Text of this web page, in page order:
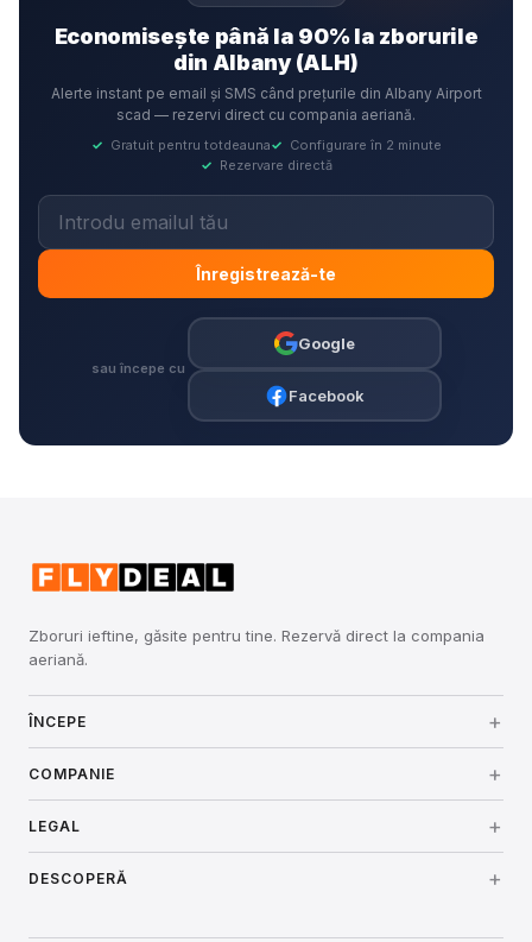
Economisește până la 90% la zborurile
din Albany (ALH)
Alerte instant pe email și SMS când prețurile din Albany Airport
scad — rezervi direct cu compania aeriană.
✓ Gratuit pentru totdeauna✓ Configurare în 2 minute
✓ Rezervare directă
Înregistrează-te
sau începe cu
Google
Facebook
Zboruri ieftine, găsite pentru tine. Rezervă direct la compania
aeriană.
ÎNCEPE
Conectare
Prețuri
Cum funcționează
COMPANIE
Despre noi
Securitate
LEGAL
Termeni și condiții
Politica de confidențialitate
DESCOPERĂ